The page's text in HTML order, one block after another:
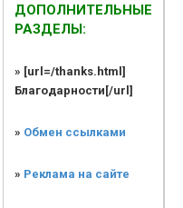
ДОПОЛНИТЕЛЬНЫЕ
РАЗДЕЛЫ:
» [url=/thanks.html]
Благодарности[/url]
» Обмен ссылками
» Реклама на сайте